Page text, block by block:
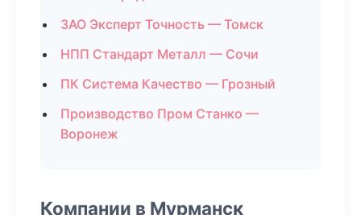
ЗАО Эксперт Точность — Томск
НПП Стандарт Металл — Сочи
ПК Система Качество — Грозный
Производство Пром Станко —
Воронеж
Компании в Мурманск